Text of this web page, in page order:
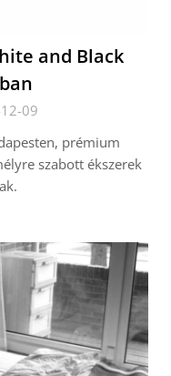
and Black
09
prémium
szabott ékszerek